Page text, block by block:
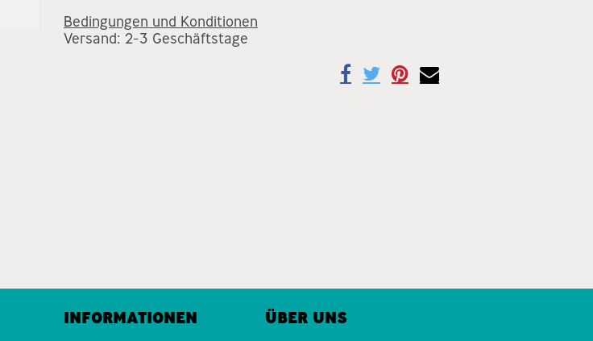
Bedingungen und Konditionen
Versand: 2-3 Geschäftstage
INFORMATIONEN ÜBER UNS